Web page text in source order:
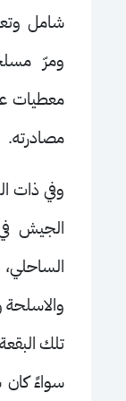
شامل
ومرّ
معطيات
مصادرته.
وفي ذات
الجيش في
تلك
سواءً